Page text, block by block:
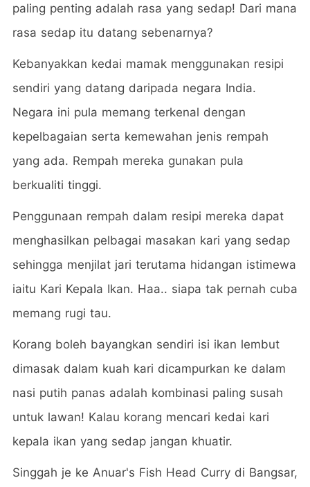
paling penting adalah rasa yang sedap! Dari mana
rasa sedap itu datang sebenarnya?
Kebanyakkan kedai mamak menggunakan resipi
sendiri yang datang daripada negara India.
Negara ini pula memang terkenal dengan
kepelbagaian serta kemewahan jenis rempah
yang ada. Rempah mereka gunakan pula
berkualiti tinggi.
Penggunaan rempah dalam resipi mereka dapat
menghasilkan pelbagai masakan kari yang sedap
sehingga menjilat jari terutama hidangan istimewa
iaitu Kari Kepala Ikan. Haa.. siapa tak pernah cuba
memang rugi tau.
Korang boleh bayangkan sendiri isi ikan lembut
dimasak dalam kuah kari dicampurkan ke dalam
nasi putih panas adalah kombinasi paling susah
untuk lawan! Kalau korang mencari kedai kari
kepala ikan yang sedap jangan khuatir.
Singgah je ke Anuar's Fish Head Curry di Bangsar,